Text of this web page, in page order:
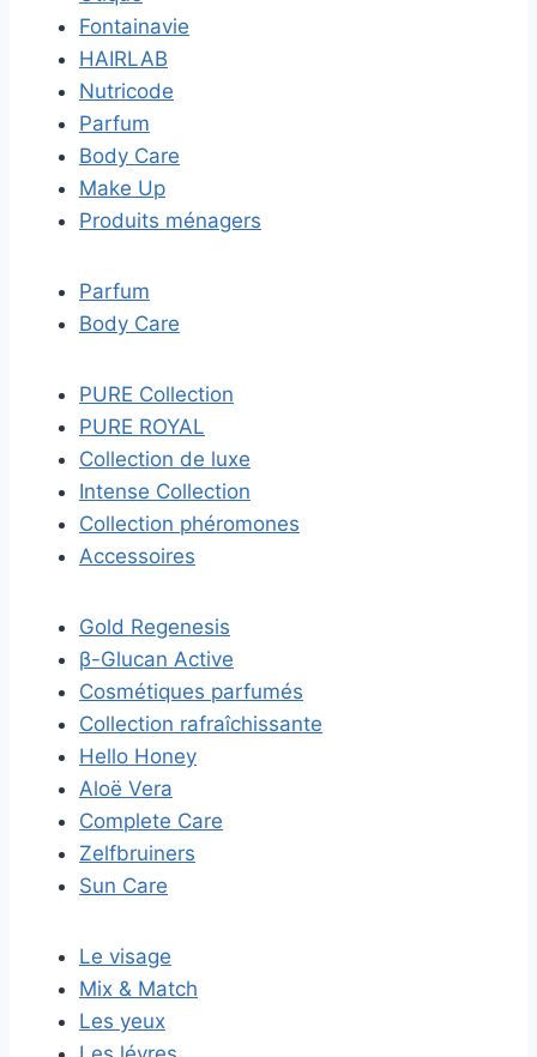
Fontainavie
HAIRLAB
Nutricode
Parfum
Body Care
Make Up
Produits ménagers
Parfum
Body Care
PURE Collection
PURE ROYAL
Collection de luxe
Intense Collection
Collection phéromones
Accessoires
Gold Regenesis
β-Glucan Active
Cosmétiques parfumés
Collection rafraîchissante
Hello Honey
Aloë Vera
Complete Care
Zelfbruiners
Sun Care
Le visage
Mix & Match
Les yeux